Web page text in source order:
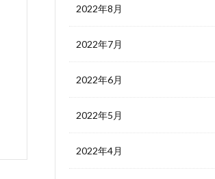
2022年8月
2022年7月
2022年6月
2022年5月
2022年4月